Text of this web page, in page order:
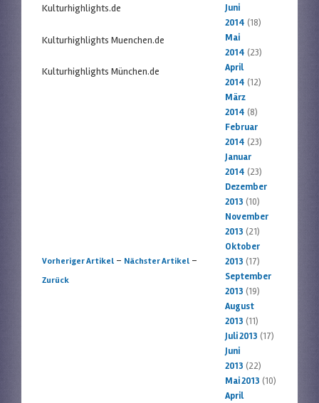
Kulturhighlights.de
Kulturhighlights Muenchen.de
Kulturhighlights München.de
Artikelnavigation
Vorheriger Artikel - Nächster Artikel -
Zurück
Juni
2014 (18)
Mai
2014 (23)
April
2014 (12)
März
2014 (8)
Februar
2014 (23)
Januar
2014 (23)
Dezember
2013 (10)
November
2013 (21)
Oktober
2013 (17)
September
2013 (19)
August
2013 (11)
Juli 2013 (17)
Juni
2013 (22)
Mai 2013 (10)
April